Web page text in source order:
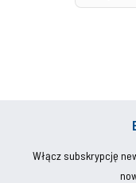
Włącz subskrypcję